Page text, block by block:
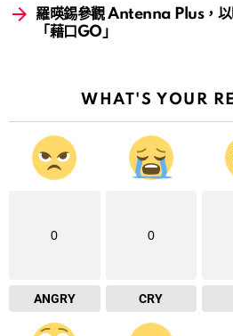
羅暎錫參觀 Antenna Plus，以
「藉口GO」
WHAT'S YOUR
0
ANGRY
0
CRY